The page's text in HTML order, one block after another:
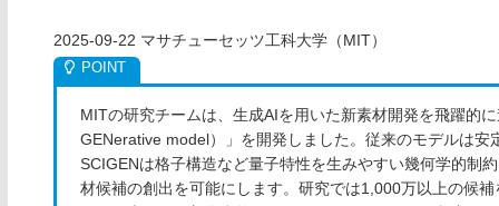
2025-09-22 マサチューセッツ工科大学（MIT）
MITの研究チームは、生成AIを用いた新素材開発を飛躍的
GENerative model）」を開発しました。従来のモデルは
SCIGENは格子構造など量子特性を生みやすい幾何学的制
材候補の創出を可能にします。研究では1,000万以上の候